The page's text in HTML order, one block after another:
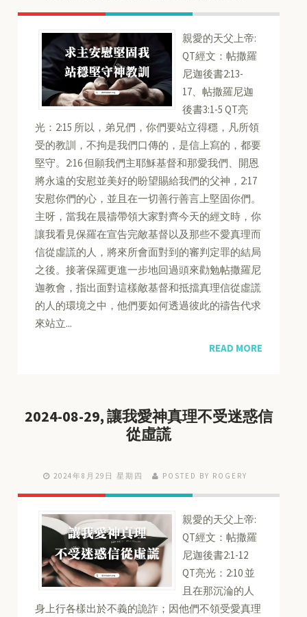
親愛的天父上帝:
QT經文：帖撒羅
尼迦後書2:13-
17、帖撒羅尼迦
後書3:1-5 QT亮
光：2:15 所以，弟兄們，你們要站立得穩，凡所領
受的教訓，不拘是我們口傳的，是信上寫的，都要
堅守。2:16 但願我們主耶穌基督和那愛我們、開恩
將永遠的安慰並美好的盼望賜給我們的父神，2:17
安慰你們的心，並且在一切善行善言上堅固你們。
主呀，當我在晨禱帶領大家對齊今天的經文時，你
讓我看見保羅在宣告完敵基督以及那些不愛真理而
信從虛謊的人，將來所會面對到的審判定罪的結局
之後。接著保羅更進一步地回過頭來勸勉帖撒羅尼
迦教會，指出面對這樣敵基督和抵擋真理信從虛謊
的人的環境之中，他們要如何透過彼此的禱告代求
來站立...
READ MORE
2024-08-29, 讓我愛神真理不受迷惑信
從虛謊
2024年8月29日 星期四 POSTED BY ROGERY
親愛的天父上帝:
QT經文：帖撒羅
尼迦後書2:1-12
QT亮光：2:10 並
且在那沉淪的人
身上行各樣出於不義的詭詐；因他們不領受愛真理